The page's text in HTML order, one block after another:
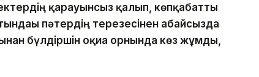
қарауынсыз қалып, көпқабатты
пәтердің терезесінен абайсызда
бүлдіршін оқиға орнында көз жұмды,